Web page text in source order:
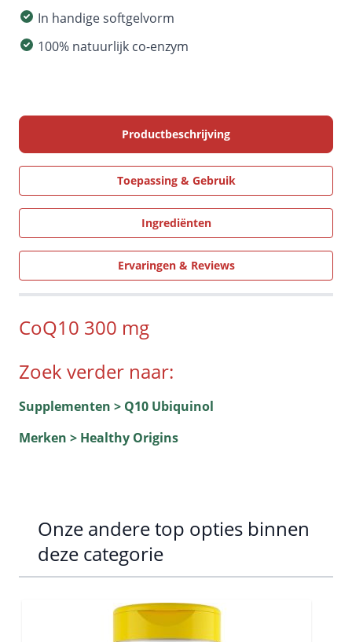
In handige softgelvorm
100% natuurlijk co-enzym
Productbeschrijving
Toepassing & Gebruik
Ingrediënten
Ervaringen & Reviews
CoQ10 300 mg
Zoek verder naar:
Supplementen > Q10 Ubiquinol
Merken > Healthy Origins
Onze andere top opties binnen
deze categorie